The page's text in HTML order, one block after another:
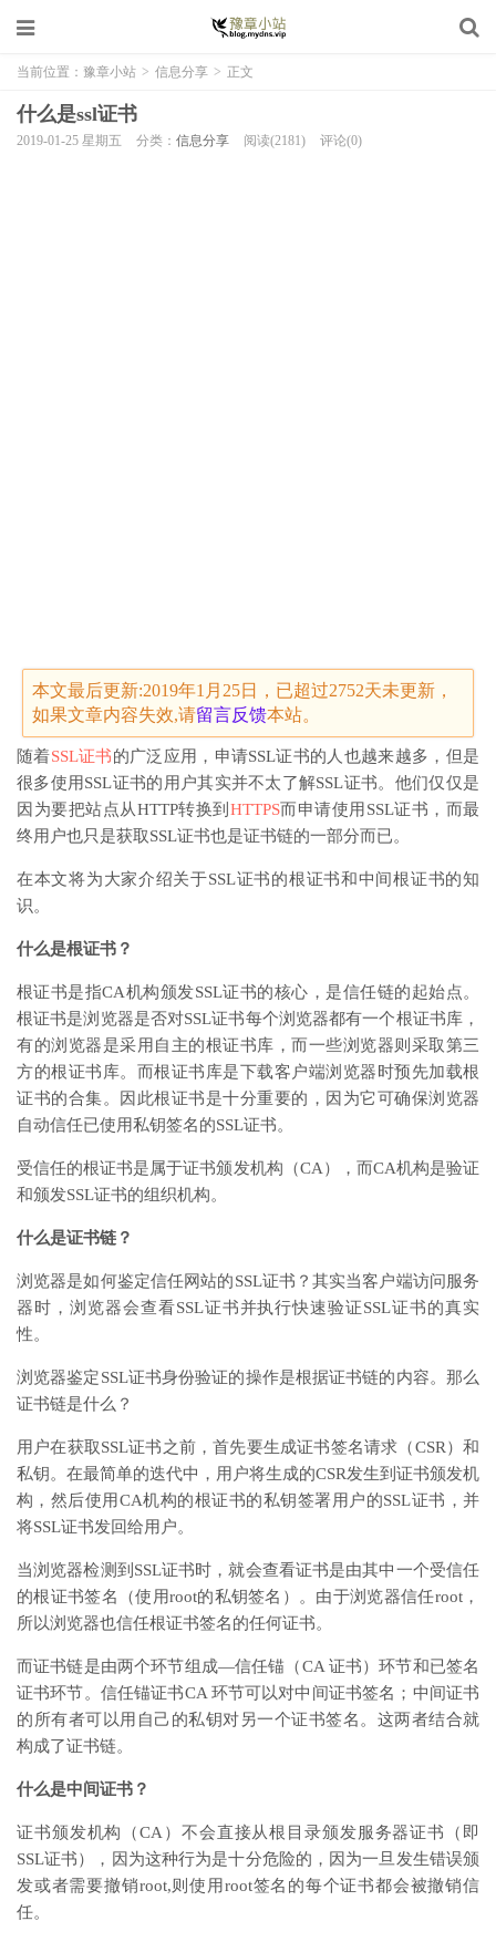
当前位置： 豫章小站 > 信息分享 > 正文
什么是ssl证书
2019-01-25 星期五 分类： 信息分享 阅读(2181) 评论(0)
本文最后更新:2019年1月25日，已超过2752天未更新，
如果文章内容失效,请留言反馈本站。
随着SSL证书的广泛应用，申请SSL证书的人也越来越多，但是
很多使用SSL证书的用户其实并不太了解SSL证书。他们仅仅是
因为要把站点从HTTP转换到 HTTPS而申请使用SSL证书，而最
终用户也只是获取SSL证书也是证书链的一部分而已。
在本文将为大家介绍关于SSL证书的根证书和中间根证书的知
识。
什么是根证书？
根证书是指CA机构颁发SSL证书的核心，是信任链的起始点。
根证书是浏览器是否对SSL证书每个浏览器都有一个根证书库，
有的浏览器是采用自主的根证书库，而一些浏览器则采取第三
方的根证书库。而根证书库是下载客户端浏览器时预先加载根
证书的合集。因此根证书是十分重要的，因为它可确保浏览器
自动信任已使用私钥签名的SSL证书。
受信任的根证书是属于证书颁发机构（CA），而CA机构是验证
和颁发SSL证书的组织机构。
什么是证书链？
浏览器是如何鉴定信任网站的SSL证书？其实当客户端访问服务
器时，浏览器会查看SSL证书并执行快速验证SSL证书的真实
性。
浏览器鉴定SSL证书身份验证的操作是根据证书链的内容。那么
证书链是什么？
用户在获取SSL证书之前，首先要生成证书签名请求（CSR）和
私钥。在最简单的迭代中，用户将生成的CSR发生到证书颁发机
构，然后使用CA机构的根证书的私钥签署用户的SSL证书，并
将SSL证书发回给用户。
当浏览器检测到SSL证书时，就会查看证书是由其中一个受信任
的根证书签名（使用root的私钥签名）。由于浏览器信任root，
所以浏览器也信任根证书签名的任何证书。
而证书链是由两个环节组成—信任锚（CA 证书）环节和已签名
证书环节。信任锚证书CA 环节可以对中间证书签名；中间证书
的所有者可以用自己的私钥对另一个证书签名。这两者结合就
构成了证书链。
什么是中间证书？
证书颁发机构（CA）不会直接从根目录颁发服务器证书（即
SSL证书），因为这种行为是十分危险的，因为一旦发生错误颁
发或者需要撤销root,则使用root签名的每个证书都会被撤销信
任。